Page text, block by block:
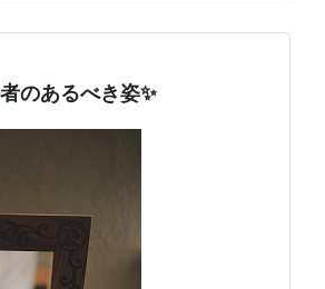
のあるべき姿✨